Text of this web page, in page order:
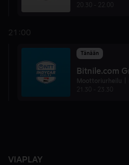
20.30
-
21:00
Tänään
Moottoriurheilu
21.30
- 23.30
VIAPLAY